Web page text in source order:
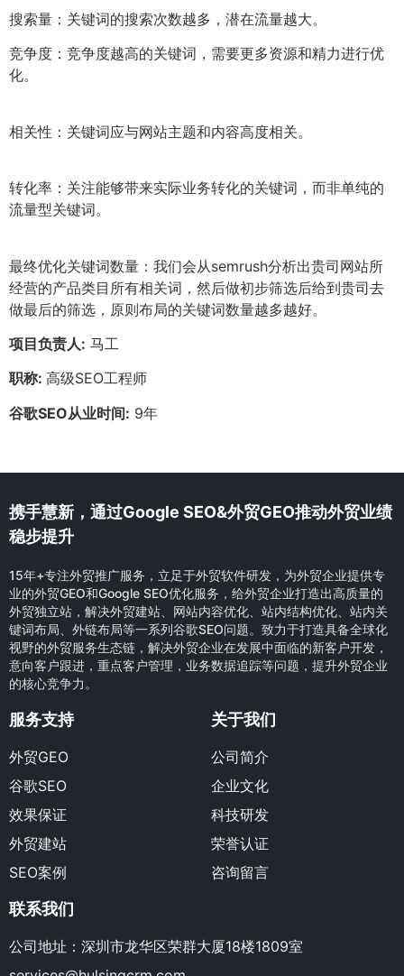
搜索量：关键词的搜索次数越多，潜在流量越大。
竞争度：竞争度越高的关键词，需要更多资源和精力进行优
化。
相关性：关键词应与网站主题和内容高度相关。
转化率：关注能够带来实际业务转化的关键词，而非单纯的
流量型关键词。
最终优化关键词数量：我们会从semrush分析出贵司网站所
经营的产品类目所有相关词，然后做初步筛选后给到贵司去
做最后的筛选，原则布局的关键词数量越多越好。
项目负责人: 马工
职称: 高级SEO工程师
谷歌SEO从业时间: 9年
携手慧新，通过Google SEO&外贸GEO推动外贸业绩
稳步提升
15年+专注外贸推广服务，立足于外贸软件研发，为外贸企业提供专
业的外贸GEO和Google SEO优化服务，给外贸企业打造出高质量的
外贸独立站，解决外贸建站、网站内容优化、站内结构优化、站内关
键词布局、外链布局等一系列谷歌SEO问题。致力于打造具备全球化
视野的外贸服务生态链，解决外贸企业在发展中面临的新客户开发，
意向客户跟进，重点客户管理，业务数据追踪等问题，提升外贸企业
的核心竞争力。
服务支持
外贸GEO
谷歌SEO
效果保证
外贸建站
SEO案例
关于我们
公司简介
企业文化
科技研发
荣誉认证
咨询留言
联系我们
公司地址：深圳市龙华区荣群大厦18楼1809室